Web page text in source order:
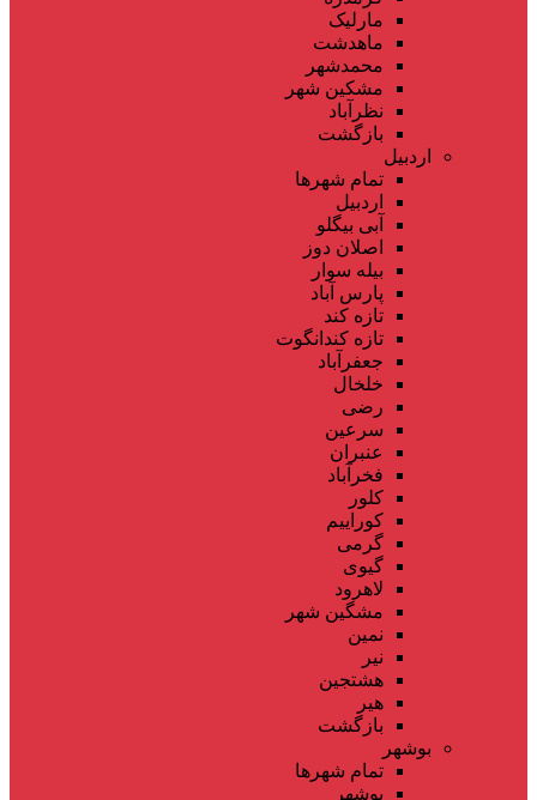
مارلیک
ماهدشت
محمدشهر
مشکین شهر
نظرآباد
بازگشت
اردبیل
تمام شهر‌ها
اردبیل
آبی بیگلو
اصلان دوز
بیله سوار
پارس آباد
تازه کند
تازه کندانگوت
جعفرآباد
خلخال
رضی
سرعین
عنبران
فخرآباد
کلور
کوراییم
گرمی
گیوی
لاهرود
مشگین شهر
نمین
نیر
هشتجین
هیر
بازگشت
بوشهر
تمام شهر‌ها
بوشهر